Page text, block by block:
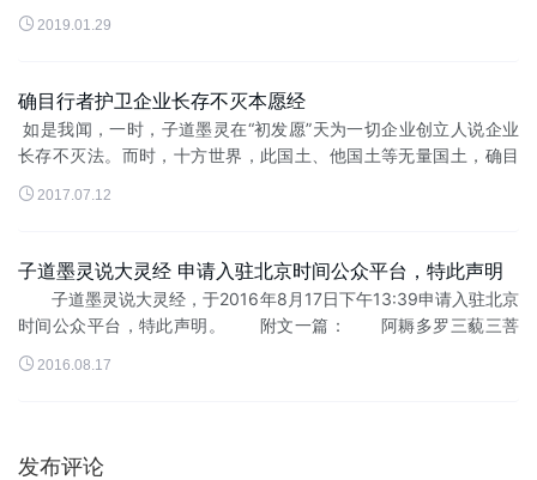
充，清晰时间空间人物事件变化的人。觉，小/兴头，宝盖，见。范
围、包含、眼所入。即，在此时...
 2019.01.29
确目行者护卫企业长存不灭本愿经
如是我闻，一时，子道墨灵在“初发愿”天为一切企业创立人说企业
长存不灭法。而时，十方世界，此国土、他国土等无量国土，确目
行者、彻起行者、择路行者、诸行行者、益法行者、广传行者等智
者、仁者、贤...
 2017.07.12
子道墨灵说大灵经 申请入驻北京时间公众平台，特此声明
子道墨灵说大灵经，于2016年8月17日下午13:39申请入驻北京
时间公众平台，特此声明。 附文一篇： 阿耨多罗三藐三菩
提，非阿耨多罗三藐三菩提，是名为阿耨多罗三藐三菩提。
阿：耳可(眼耳鼻...
 2016.08.17
发布评论